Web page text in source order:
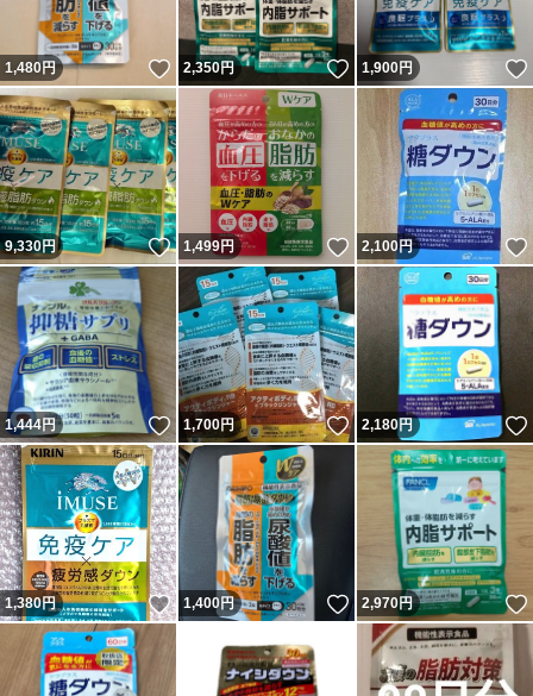
1,480円 いいね！
2,350円 いいね！
1,900円
9,330円 いいね！
1,499円 いいね！
2,100円
1,444円 いいね！
1,700円 いいね！
2,180円
1,380円 いいね！
1,400円 いいね！
2,970円